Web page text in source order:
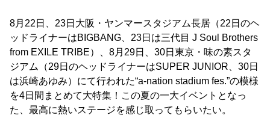
8月22日、23日大阪・ヤンマースタジアム長居（22日のヘ
ッドライナーはBIGBANG、23日は三代目 J Soul Brothers
from EXILE TRIBE）、8月29日、30日東京・味の素スタ
ジアム（29日のヘッドライナーはSUPER JUNIOR、30日
は浜崎あゆみ）にて行われた“a-nation stadium fes.”の模様
を4日間まとめて大特集！この夏の一大イベントとなっ
た、最高に熱いステージを感じ取ってもらいたい。